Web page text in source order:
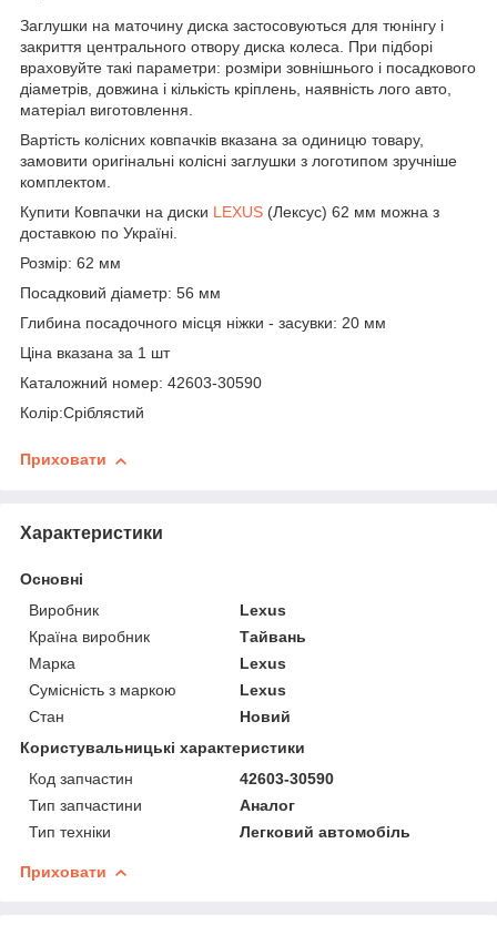
Заглушки на маточину диска застосовуються для тюнінгу і
закриття центрального отвору диска колеса. При підборі
враховуйте такі параметри: розміри зовнішнього і посадкового
діаметрів, довжина і кількість кріплень, наявність лого авто,
матеріал виготовлення.
Вартість колісних ковпачків вказана за одиницю товару,
замовити оригінальні колісні заглушки з логотипом зручніше
комплектом.
Купити Ковпачки на диски LEXUS (Лексус) 62 мм можна з
доставкою по Україні.
Розмір: 62 мм
Посадковий діаметр: 56 мм
Глибина посадочного місця ніжки - засувки: 20 мм
Ціна вказана за 1 шт
Каталожний номер: 42603-30590
Колір:Сріблястий
Приховати
Характеристики
Основні
Виробник
Lexus
Країна виробник
Тайвань
Марка
Lexus
Сумісність з маркою
Lexus
Стан
Новий
Користувальницькі характеристики
Код запчастин
42603-30590
Тип запчастини
Аналог
Тип техніки
Легковий автомобіль
Приховати